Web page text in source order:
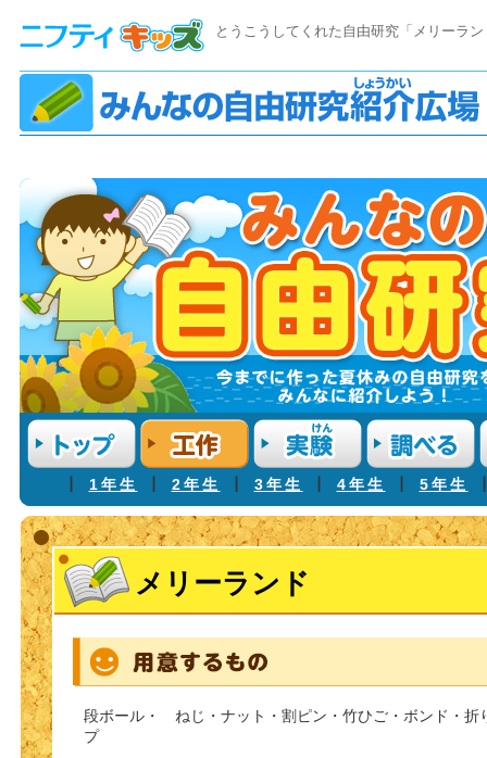
とうこうしてくれた自由研究「メリーラ
1年生 2年生 3年生 4年生 5年生
メリーランド
段ボール・ ねじ・ナット・割ピン・竹ひご・ボンド・折
プ